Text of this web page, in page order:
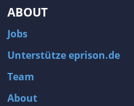
ABOUT
Jobs
Unterstütze eprison.de
Team
About